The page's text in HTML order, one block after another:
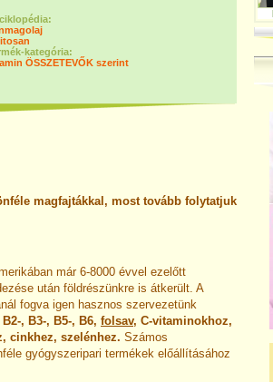
kategória:
ÖSSZETEVŐK szerint
magfajtákkal, most tovább folytatjuk
már 6-8000 évvel ezelőtt
után földrészünkre is átkerült. A
fogva igen hasznos szervezetünk
, B3-, B5-, B6, folsav, C-vitaminokhoz,
cinkhez, szelénhez. Számos
gyógyszeripari termékek előállításához